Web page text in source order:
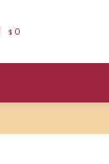
$ 0